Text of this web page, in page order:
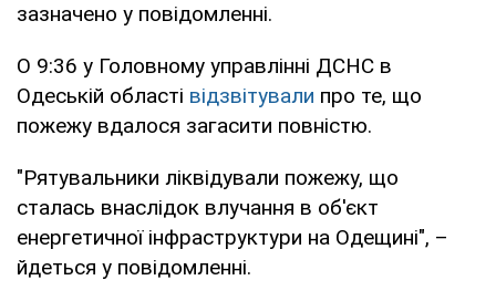
зазначено у повідомленні.
О 9:36 у Головному управлінні ДСНС в
Одеській області відзвітували про те, що
пожежу вдалося загасити повністю.
"Рятувальники ліквідували пожежу, що
сталась внаслідок влучання в об'єкт
енергетичної інфраструктури на Одещині", –
йдеться у повідомленні.